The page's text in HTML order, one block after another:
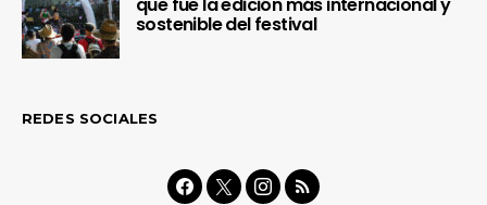
sostenible del festival
REDES SOCIALES